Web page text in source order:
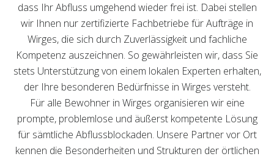
dass Ihr Abfluss umgehend wieder frei ist. Dabei stellen
wir Ihnen nur zertifizierte Fachbetriebe für Aufträge in
Wirges, die sich durch Zuverlässigkeit und fachliche
Kompetenz auszeichnen. So gewährleisten wir, dass Sie
stets Unterstützung von einem lokalen Experten erhalten,
der Ihre besonderen Bedürfnisse in Wirges versteht.
Für alle Bewohner in Wirges organisieren wir eine
prompte, problemlose und äußerst kompetente Lösung
für sämtliche Abflussblockaden. Unsere Partner vor Ort
kennen die Besonderheiten und Strukturen der örtlichen